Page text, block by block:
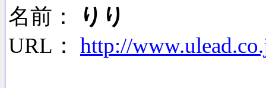
名前：
りり
URL： http://